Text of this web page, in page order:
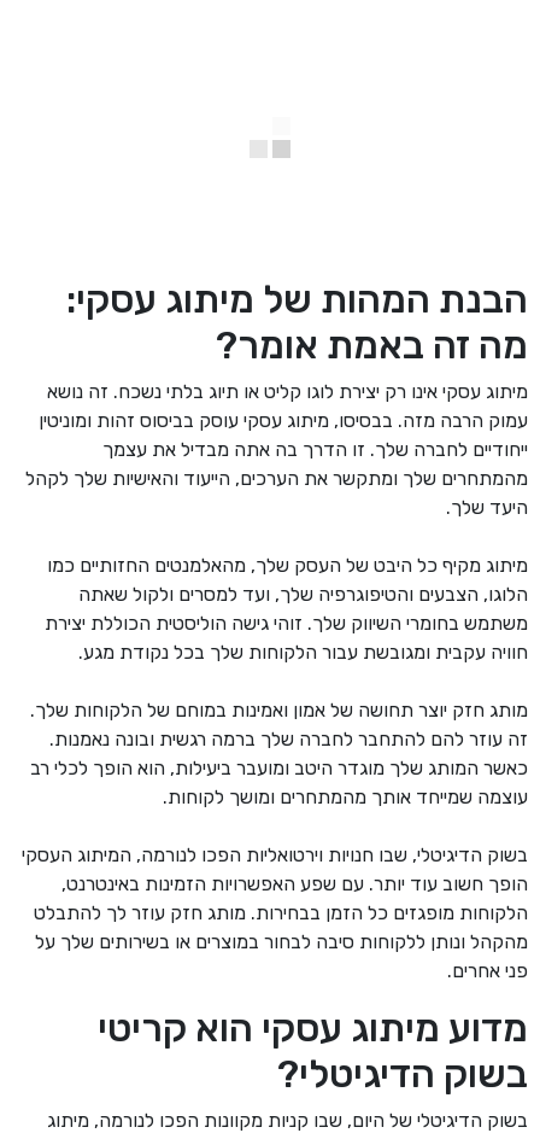
הבנת המהות של מיתוג עסקי:
מה זה באמת אומר?
מיתוג עסקי אינו רק יצירת לוגו קליט או תיוג בלתי נשכח. זה נושא
עמוק הרבה מזה. בבסיסו, מיתוג עסקי עוסק בביסוס זהות ומוניטין
ייחודיים לחברה שלך. זו הדרך בה אתה מבדיל את עצמך
מהמתחרים שלך ומתקשר את הערכים, הייעוד והאישיות שלך לקהל
היעד שלך.
מיתוג מקיף כל היבט של העסק שלך, מהאלמנטים החזותיים כמו
הלוגו, הצבעים והטיפוגרפיה שלך, ועד למסרים ולקול שאתה
משתמש בחומרי השיווק שלך. זוהי גישה הוליסטית הכוללת יצירת
חוויה עקבית ומגובשת עבור הלקוחות שלך בכל נקודת מגע.
מותג חזק יוצר תחושה של אמון ואמינות במוחם של הלקוחות שלך.
זה עוזר להם להתחבר לחברה שלך ברמה רגשית ובונה נאמנות.
כאשר המותג שלך מוגדר היטב ומועבר ביעילות, הוא הופך לכלי רב
עוצמה שמייחד אותך מהמתחרים ומושך לקוחות.
בשוק הדיגיטלי, שבו חנויות וירטואליות הפכו לנורמה, המיתוג העסקי
הופך חשוב עוד יותר. עם שפע האפשרויות הזמינות באינטרנט,
הלקוחות מופגזים כל הזמן בבחירות. מותג חזק עוזר לך להתבלט
מהקהל ונותן ללקוחות סיבה לבחור במוצרים או בשירותים שלך על
פני אחרים.
מדוע מיתוג עסקי הוא קריטי
בשוק הדיגיטלי?
בשוק הדיגיטלי של היום, שבו קניות מקוונות הפכו לנורמה, מיתוג